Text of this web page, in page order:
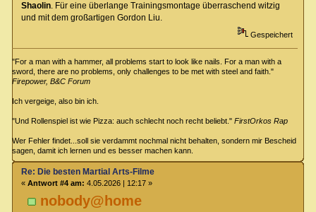
Shaolin. Für eine überlange Trainingsmontage überraschend witzig
und mit dem großartigen Gordon Liu.
Gespeichert
"For a man with a hammer, all problems start to look like nails. For a man with a
sword, there are no problems, only challenges to be met with steel and faith."
Firepower, B&C Forum
Ich vergeige, also bin ich.
"Und Rollenspiel ist wie Pizza: auch schlecht noch recht beliebt."FirstOrkos Rap
Wer Fehler findet...soll sie verdammt nochmal nicht behalten, sondern mir Bescheid
sagen, damit ich lernen und es besser machen kann.
nobody@home
Re: Die besten Martial Arts-Filme
« Antwort #4 am: 4.05.2026 | 12:17 »